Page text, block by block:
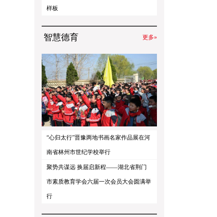
样板
智慧德育 更多»
“心归太行”晋豫两地书画名家作品展在河
南省林州市世纪学校举行
聚势共谋远 换届启新程——湖北省荆门
市素质教育学会六届一次会员大会圆满举
行